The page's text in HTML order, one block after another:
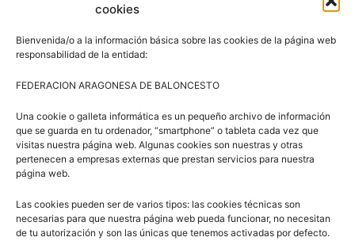
cookies
Bienvenida/o a la información básica sobre las cookies de la página web
responsabilidad de la entidad:
FEDERACION ARAGONESA DE BALONCESTO
Una cookie o galleta informática es un pequeño archivo de información
que se guarda en tu ordenador, “smartphone” o tableta cada vez que
visitas nuestra página web. Algunas cookies son nuestras y otras
pertenecen a empresas externas que prestan servicios para nuestra
página web.
Las cookies pueden ser de varios tipos: las cookies técnicas son
necesarias para que nuestra página web pueda funcionar, no necesitan
de tu autorización y son las únicas que tenemos activadas por defecto.